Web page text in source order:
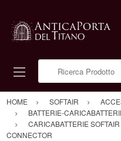
HOME SOFTAIR
BATTERIE-
CARICABATTERIE
CONNECTOR